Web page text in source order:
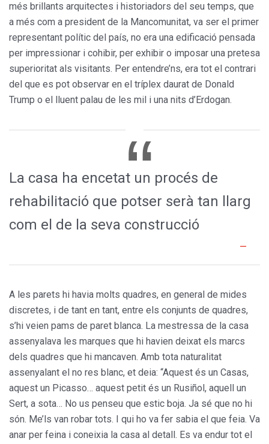
més brillants arquitectes i historiadors del seu temps, que
a més com a president de la Mancomunitat, va ser el primer
representant polític del país, no era una edificació pensada
per impressionar i cohibir, per exhibir o imposar una pretesa
superioritat als visitants. Per entendre’ns, era tot el contrari
del que es pot observar en el tríplex daurat de Donald
Trump o el lluent palau de les mil i una nits d’Erdogan.
La casa ha encetat un procés de
rehabilitació que potser serà tan llarg
com el de la seva construcció
A les parets hi havia molts quadres, en general de mides
discretes, i de tant en tant, entre els conjunts de quadres,
s’hi veien pams de paret blanca. La mestressa de la casa
assenyalava les marques que hi havien deixat els marcs
dels quadres que hi mancaven. Amb tota naturalitat
assenyalant el no res blanc, et deia: “Aquest és un Casas,
aquest un Picasso… aquest petit és un Rusiñol, aquell un
Sert, a sota… No us penseu que estic boja. Ja sé que no hi
són. Me’ls van robar tots. I qui ho va fer sabia el que feia. Va
anar per feina i coneixia la casa al detall. Es va endur tot el